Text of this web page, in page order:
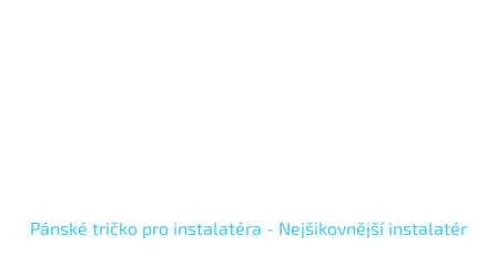
Pánské tričko pro instalatéra - Nejšikovnější instalatér